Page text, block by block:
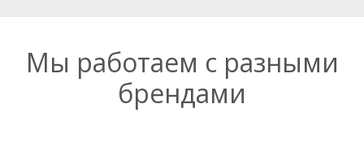
Мы работаем с разными
брендами